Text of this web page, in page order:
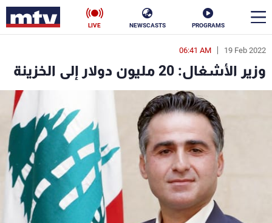
PROGRAMS
NEWSCASTS
LIVE
19 Feb 2022
06:41 AM
وزير الأشغال: 20 مليون دولار إلى الخزينة
en
الأخبار
فن
رياضة
كأس العالم